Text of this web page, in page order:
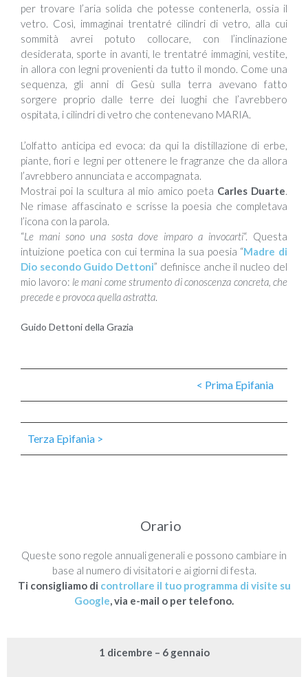
per trovare l’aria solida che potesse contenerla, ossia il
vetro. Così, immaginai trentatré cilindri di vetro, alla cui
sommità avrei potuto collocare, con l’inclinazione
desiderata, sporte in avanti, le trentatré immagini, vestite,
in allora con legni provenienti da tutto il mondo. Come una
sequenza, gli anni di Gesù sulla terra avevano fatto
sorgere proprio dalle terre dei luoghi che l’avrebbero
ospitata, i cilindri di vetro che contenevano MARIA.
L’olfatto anticipa ed evoca: da qui la distillazione di erbe,
piante, fiori e legni per ottenere le fragranze che da allora
l’avrebbero annunciata e accompagnata.
Mostrai poi la scultura al mio amico poeta Carles Duarte
Ne rimase affascinato e scrisse la poesia che completava
l’icona con la parola.
“Le mani sono una sosta dove imparo a invocarti“. Questa
intuizione poetica con cui termina la sua poesia “Madre di
Dio secondo Guido Dettoni” definisce anche il nucleo del
mio lavoro: le mani come strumento di conoscenza concreta, che
precede e provoca quella astratta
Guido Dettoni della Grazia
< Prima Epifania
Terza Epifania >
Orario
Queste sono regole annuali generali e possono cambiare in
base al numero di visitatori e ai giorni di festa.
Ti consigliamo di controllare il tuo programma di visite su
Google, via e-mail o per telefono.
1 dicembre – 6 gennaio